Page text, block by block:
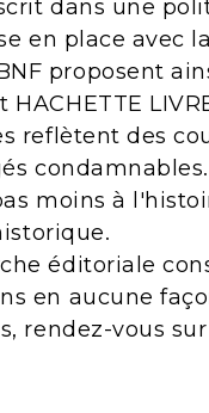
dans une
en place avec
proposent
HACHETTE
reflètent des
condamnables.
moins à
éditoriale
en aucune
rendez-vous